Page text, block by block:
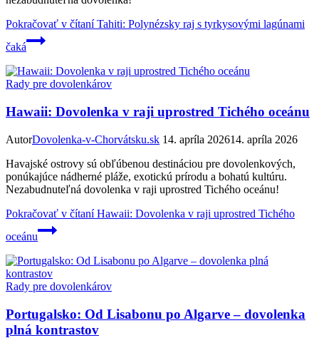
Pokračovať v čítaníTahiti: Polynézsky raj s tyrkysovými lagúnami
čaká
Rady pre dovolenkárov
Hawaii: Dovolenka v raji uprostred Tichého oceánu
AutorDovolenka-v-Chorvátsku.sk 14. apríla 202614. apríla 2026
Havajské ostrovy sú obľúbenou destináciou pre dovolenkových,
ponúkajúce nádherné pláže, exotickú prírodu a bohatú kultúru.
Nezabudnuteľná dovolenka v raji uprostred Tichého oceánu!
Pokračovať v čítaníHawaii: Dovolenka v raji uprostred Tichého
oceánu
Rady pre dovolenkárov
Portugalsko: Od Lisabonu po Algarve – dovolenka
plná kontrastov